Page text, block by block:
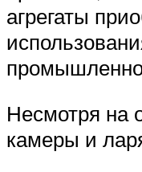
агрегаты
Несмотря на
камеры и